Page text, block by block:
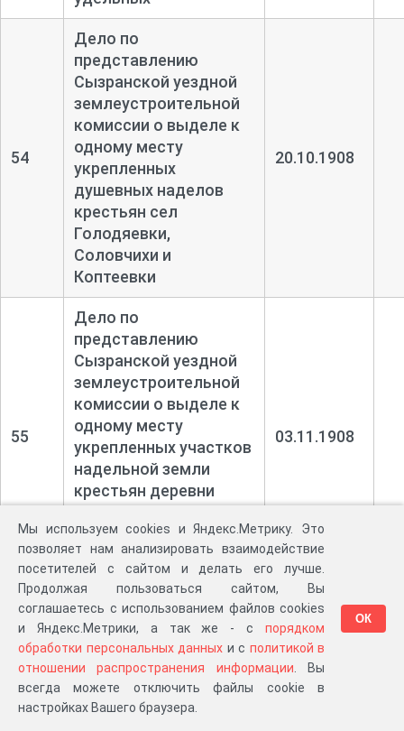
54
Дело по
представлению
Сызранской уездной
землеустроительной
комиссии о выделе к
одному месту
укрепленных
душевных наделов
крестьян сел
Голодяевки,
Соловчихи и
Коптеевки
20.10.1908
55
Дело по
представлению
Сызранской уездной
землеустроительной
комиссии о выделе к
одному месту
укрепленных участков
надельной земли
крестьян деревни
Выселка,
Томышевской волости
03.11.1908
Дело по
представлению
Сызранской уездной
землеустроительной
комиссии о выделе
участков в
Мы используем cookies и Яндекс.Метрику. Это
позволяет нам анализировать взаимодействие
посетителей с сайтом и делать его лучше.
Продолжая пользоваться сайтом, Вы
соглашаетесь с использованием файлов cookies
и Яндекс.Метрики, а так же - с порядком
обработки персональных данных и с политикой в
отношении распространения информации . Вы
всегда можете отключить файлы cookie в
настройках Вашего браузера.
ОК